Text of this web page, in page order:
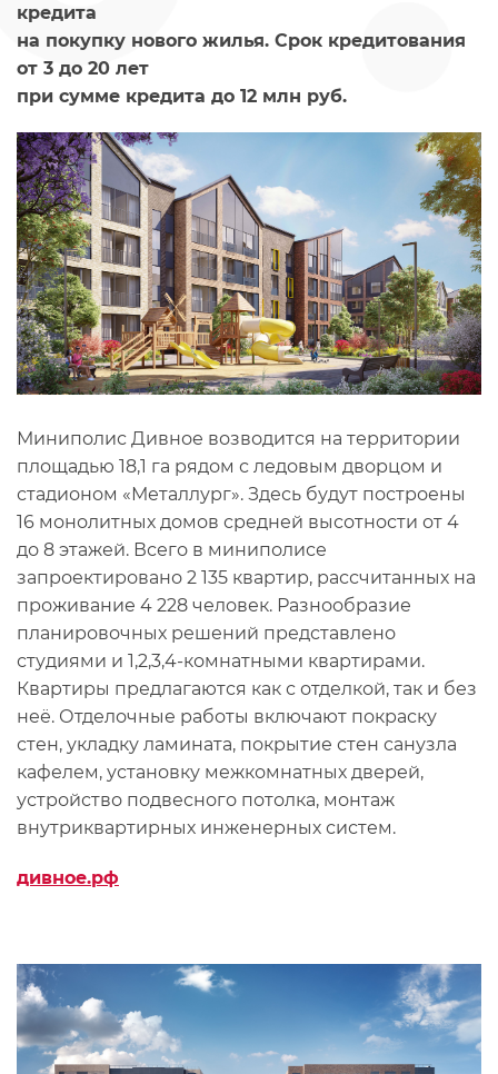
кредита
на покупку нового жилья. Срок кредитования
от 3 до 20 лет
при сумме кредита до 12 млн руб.
Миниполис Дивное возводится на территории
площадью 18,1 га рядом с ледовым дворцом и
стадионом «Металлург». Здесь будут построены
16 монолитных домов средней высотности от 4
до 8 этажей. Всего в миниполисе
запроектировано 2 135 квартир, рассчитанных на
проживание 4 228 человек. Разнообразие
планировочных решений представлено
студиями и 1,2,3,4-комнатными квартирами.
Квартиры предлагаются как с отделкой, так и без
неё. Отделочные работы включают покраску
стен, укладку ламината, покрытие стен санузла
кафелем, установку межкомнатных дверей,
устройство подвесного потолка, монтаж
внутриквартирных инженерных систем.
дивное.рф